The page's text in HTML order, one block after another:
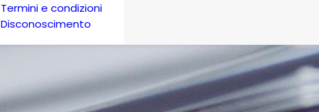
Termini e condizioni
Disconoscimento